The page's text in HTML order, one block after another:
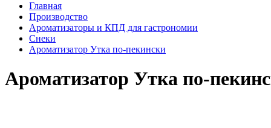
Главная
Производство
Ароматизаторы и КПД для гастрономии
Снеки
Ароматизатор Утка по-пекински
Ароматизатор Утка по-